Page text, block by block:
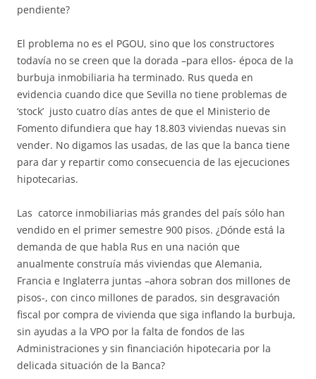
pendiente?
El problema no es el PGOU, sino que los constructores
todavía no se creen que la dorada –para ellos- época de la
burbuja inmobiliaria ha terminado. Rus queda en
evidencia cuando dice que Sevilla no tiene problemas de
‘stock’ justo cuatro días antes de que el Ministerio de
Fomento difundiera que hay 18.803 viviendas nuevas sin
vender. No digamos las usadas, de las que la banca tiene
para dar y repartir como consecuencia de las ejecuciones
hipotecarias.
Las catorce inmobiliarias más grandes del país sólo han
vendido en el primer semestre 900 pisos. ¿Dónde está la
demanda de que habla Rus en una nación que
anualmente construía más viviendas que Alemania,
Francia e Inglaterra juntas –ahora sobran dos millones de
pisos-, con cinco millones de parados, sin desgravación
fiscal por compra de vivienda que siga inflando la burbuja,
sin ayudas a la VPO por la falta de fondos de las
Administraciones y sin financiación hipotecaria por la
delicada situación de la Banca?